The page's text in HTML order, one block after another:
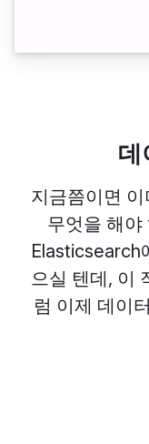
데
지금쯤이면
무엇을 해야
Elasticsearch
으실 텐데, 이
럼 이제 데이